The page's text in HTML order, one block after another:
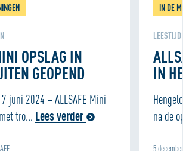
OPSLAG IN
GEOPEND
juni 2024 – ALLSAFE Mini
tro... Lees verder
IN DE
IN
na de
5